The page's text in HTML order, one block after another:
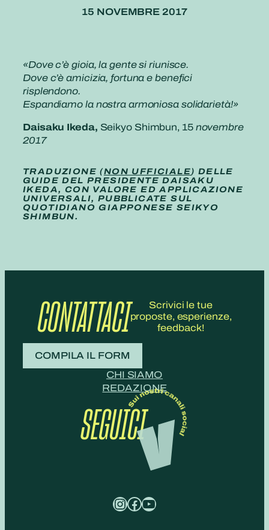
15 NOVEMBRE 2017
«Dove c’è gioia, la gente si riunisce.
Dove c’è amicizia, fortuna e benefici
risplendono.
Espandiamo la nostra armoniosa solidarietà!»
Daisaku Ikeda, Seikyo Shimbun, 15 novembre
2017
TRADUZIONE (NON UFFICIALE) DELLE
GUIDE DEL PRESIDENTE DAISAKU
IKEDA, CON VALORE ED APPLICAZIONE
UNIVERSALI, PUBBLICATE SUL
QUOTIDIANO GIAPPONESE SEIKYO
SHIMBUN.
CONTATTACI
Scrivici le tue
proposte, esperienze,
feedback!
COMPILA IL FORM
CHI SIAMO
REDAZIONE
SEGUICI
InstagramFacebook YouTube